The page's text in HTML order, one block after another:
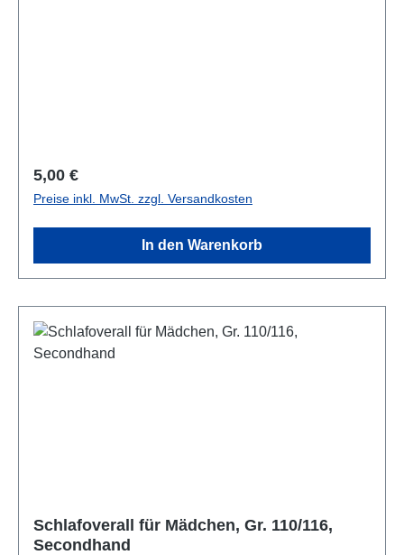
Regulärer Preis:
5,00 €
Preise inkl. MwSt. zzgl. Versandkosten
In den Warenkorb
Schlafoverall für Mädchen, Gr. 110/116,
Secondhand